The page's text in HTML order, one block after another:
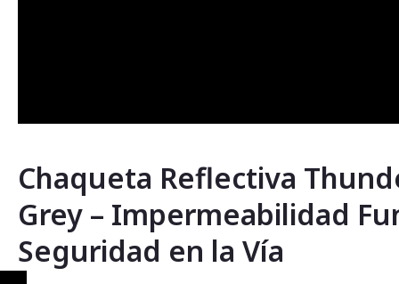
Chaqueta Reflectiva
Grey – Impermeabilidad
Seguridad en la Vía